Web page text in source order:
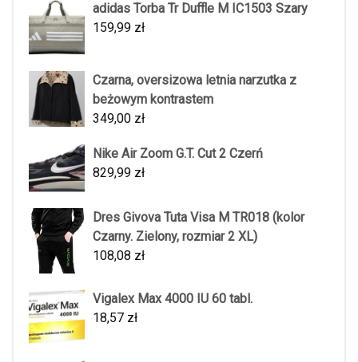
adidas Torba Tr Duffle M IC1503 Szary
159,99 zł
Czarna, oversizowa letnia narzutka z
beżowym kontrastem
349,00 zł
Nike Air Zoom G.T. Cut 2 Czerń
829,99 zł
Dres Givova Tuta Visa M TR018 (kolor
Czarny. Zielony, rozmiar 2 XL)
108,08 zł
Vigalex Max 4000 IU 60 tabl.
18,57 zł